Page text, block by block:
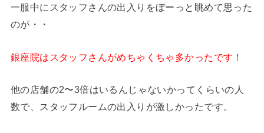
一服中にスタッフさんの出入りをぼーっと眺めて思った
のが・・
銀座院はスタッフさんがめちゃくちゃ多かったです！
他の店舗の2〜3倍はいるんじゃないかってくらいの人
数で、スタッフルームの出入りが激しかったです。